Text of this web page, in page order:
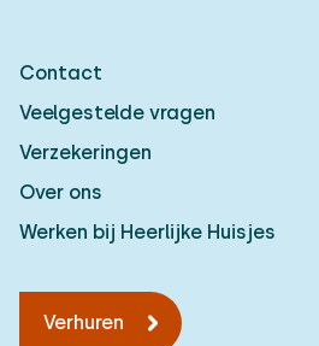
Contact
Veelgestelde vragen
Verzekeringen
Over ons
Werken bij Heerlijke Huisjes
Verhuren